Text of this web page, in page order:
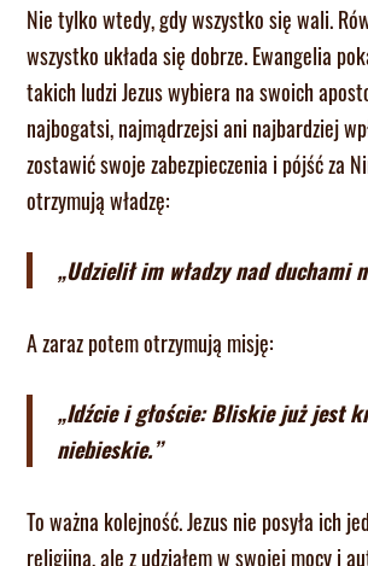
Nie tylko wtedy, gdy wszystko się wali.
wszystko układa się dobrze. Ewangelia
takich ludzi Jezus wybiera na swoich
najbogatsi, najmądrzejsi ani najbardziej
zostawić swoje zabezpieczenia i pójść za
otrzymują władzę:
„Udzielił im władzy nad duchami
A zaraz potem otrzymują misję:
„Idźcie i głoście: Bliskie już jest
niebieskie.”
To ważna kolejność. Jezus nie posyła ich
religijną, ale z udziałem w swojej mocy i